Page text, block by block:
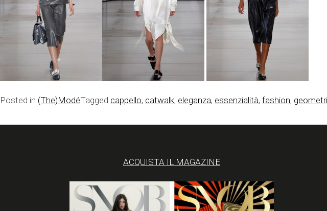
Posted in (The)ModéTagged cappello, catwalk, eleganza, essenzialità, fashion,
ACQUISTA IL MAGAZINE